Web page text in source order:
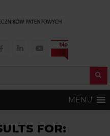
FACEBOOK
LINKEDINYOUTUBE
Search Button
MENU
FOR: